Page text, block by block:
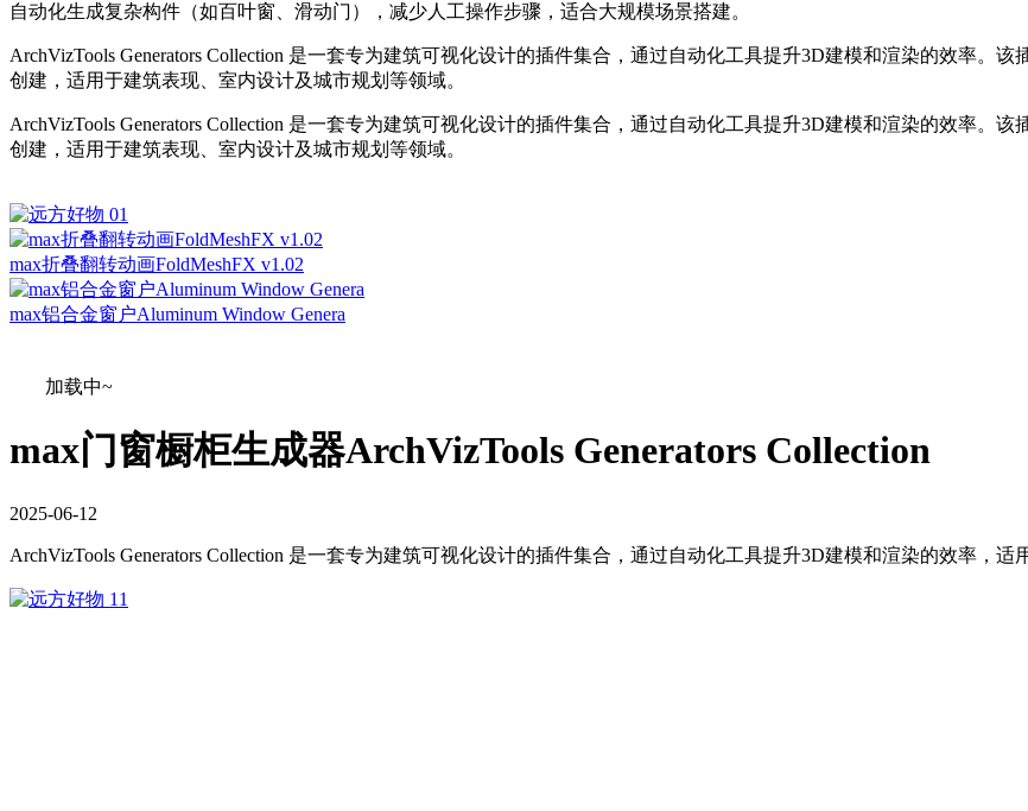
自动化生成复杂构件（如百叶窗、滑动门），减少人工操作步骤，适合大规模场景搭建。
ArchVizTools Generators Collection 是一套专为建筑可视化设计的插件集合，通过自动化工具提升3D建模和渲染的效率。该
创建，适用于建筑表现、室内设计及城市规划等领域。
ArchVizTools Generators Collection 是一套专为建筑可视化设计的插件集合，通过自动化工具提升3D建模和渲染的效率。该插件
创建，适用于建筑表现、室内设计及城市规划等领域。
max折叠翻转动画FoldMeshFX v1.02
max铝合金窗户Aluminum Window Genera
加载中~
max门窗橱柜生成器ArchVizTools Generators Collection
2025-06-12
ArchVizTools Generators Collection 是一套专为建筑可视化设计的插件集合，通过自动化工具提升3D建模和渲染的效率，适